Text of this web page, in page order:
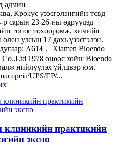
админ
Крокус үзэсгэлэнгийн төвд
р сарын 23-26-ны өдрүүдэд
тоног төхөөрөмж, химийн
улсын 17 дахь үзэсгэлэн.
A614， Xiamen Bioendo
Co.,Ltd 1978 оноос хойш Bioendo
нийлүүлэх үйлдвэр юм.
UPS/EP/...
клиникийн практикийн
экспо